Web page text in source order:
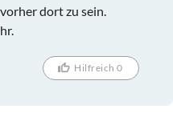
dort zu sein.
Hilfreich 0